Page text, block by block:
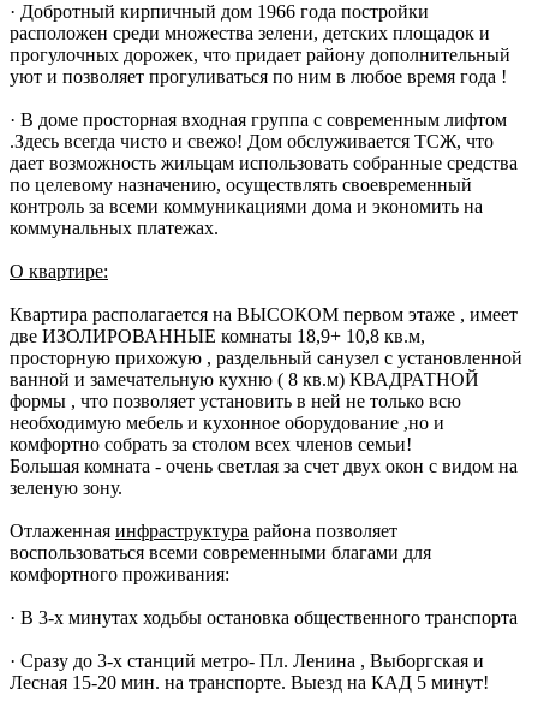
· Добротный кирпичный дом 1966 года постройки
расположен среди множества зелени, детских площадок и
прогулочных дорожек, что придает району дополнительный
уют и позволяет прогуливаться по ним в любое время года !
· В доме просторная входная группа с современным лифтом
.Здесь всегда чисто и свежо! Дом обслуживается ТСЖ, что
дает возможность жильцам использовать собранные средства
по целевому назначению, осуществлять своевременный
контроль за всеми коммуникациями дома и экономить на
коммунальных платежах.
О квартире:
Квартира располагается на ВЫСОКОМ первом этаже , имеет
две ИЗОЛИРОВАННЫЕ комнаты 18,9+ 10,8 кв.м,
просторную прихожую , раздельный санузел с установленной
ванной и замечательную кухню ( 8 кв.м) КВАДРАТНОЙ
формы , что позволяет установить в ней не только всю
необходимую мебель и кухонное оборудование ,но и
комфортно собрать за столом всех членов семьи!
Большая комната - очень светлая за счет двух окон с видом на
зеленую зону.
Отлаженная инфраструктура района позволяет
воспользоваться всеми современными благами для
комфортного проживания:
· В 3-х минутах ходьбы остановка общественного транспорта
· Сразу до 3-х станций метро- Пл. Ленина , Выборгская и
Лесная 15-20 мин. на транспорте. Выезд на КАД 5 минут!